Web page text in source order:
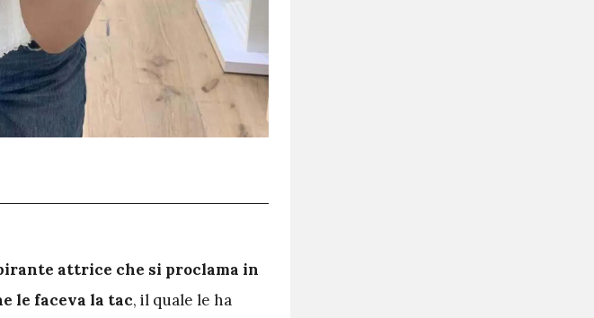
attrice che si proclama in
le faceva la tac, il quale le ha